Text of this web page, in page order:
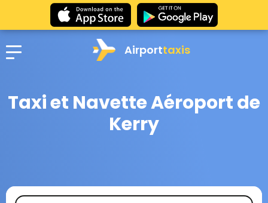
Airporttaxis
Taxi et Navette Aéroport de
Kerry